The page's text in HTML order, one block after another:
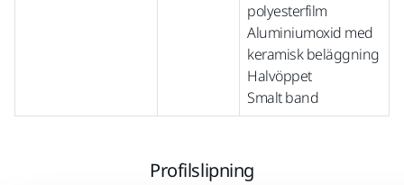
polyesterfilm
Aluminiumoxid med
keramisk beläggning
Halvöppet
Smalt band
Profilslipning